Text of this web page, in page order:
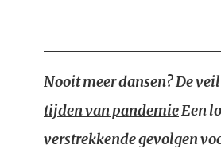
Nooit meer dansen? De
tijden van pandemieEen
verstrekkende gevolgen